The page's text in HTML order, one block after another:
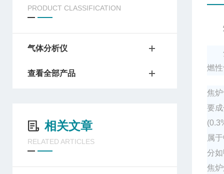
PRODUCT CLASSIFICATION
气体分析仪
查看全部产品
相关文章
RELATED ARTICLES
燃
焦
要
属
分
焦